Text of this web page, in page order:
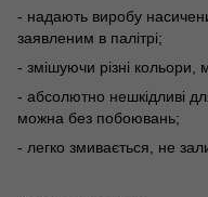
- надають виробу
заявленим в палітрі;
- змішуючи різні кольори,
- абсолютно нешкідливі
можна без побоювань;
- легко змивається, не